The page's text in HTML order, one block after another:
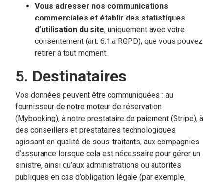
Vous adresser nos communications
commerciales et établir des statistiques
d’utilisation du site, uniquement avec votre
consentement (art. 6.1.a RGPD), que vous pouvez
retirer à tout moment.
5. Destinataires
Vos données peuvent être communiquées : au
fournisseur de notre moteur de réservation
(Mybooking), à notre prestataire de paiement (Stripe), à
des conseillers et prestataires technologiques
agissant en qualité de sous-traitants, aux compagnies
d’assurance lorsque cela est nécessaire pour gérer un
sinistre, ainsi qu’aux administrations ou autorités
publiques en cas d’obligation légale (par exemple,